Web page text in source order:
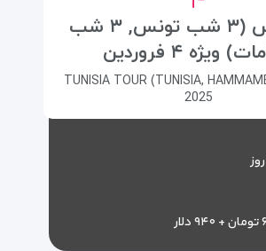
تور تونس (۳ شب تونس, ۳ شب
ویژه ۴ فروردین
TUNISIA TOUR (TUNISIA,
2025